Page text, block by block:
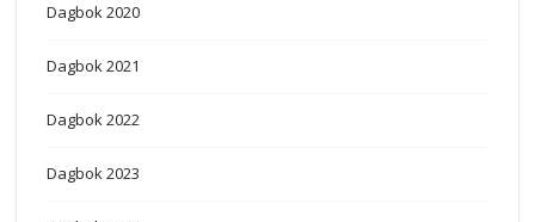
Dagbok 2020
Dagbok 2021
Dagbok 2022
Dagbok 2023